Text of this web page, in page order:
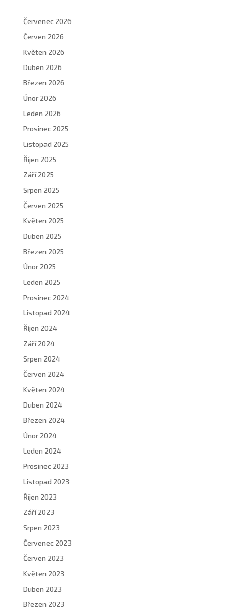
Červenec 2026
Červen 2026
Květen 2026
Duben 2026
Březen 2026
Únor 2026
Leden 2026
Prosinec 2025
Listopad 2025
Říjen 2025
Září 2025
Srpen 2025
Červen 2025
Květen 2025
Duben 2025
Březen 2025
Únor 2025
Leden 2025
Prosinec 2024
Listopad 2024
Říjen 2024
Září 2024
Srpen 2024
Červen 2024
Květen 2024
Duben 2024
Březen 2024
Únor 2024
Leden 2024
Prosinec 2023
Listopad 2023
Říjen 2023
Září 2023
Srpen 2023
Červenec 2023
Červen 2023
Květen 2023
Duben 2023
Březen 2023